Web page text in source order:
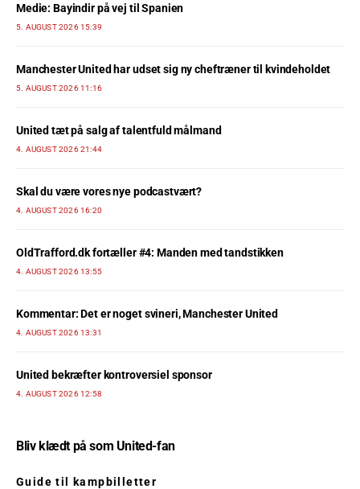
Medie: Bayindir på vej til Spanien
5. AUGUST 2026 15:39
Manchester United har udset sig ny cheftræner til kvindeholdet
5. AUGUST 2026 11:16
United tæt på salg af talentfuld målmand
4. AUGUST 2026 21:44
Skal du være vores nye podcastvært?
4. AUGUST 2026 16:20
OldTrafford.dk fortæller #4: Manden med tandstikken
4. AUGUST 2026 13:55
Kommentar: Det er noget svineri, Manchester United
4. AUGUST 2026 13:31
United bekræfter kontroversiel sponsor
4. AUGUST 2026 12:58
Bliv klædt på som United-fan
Guide til kampbilletter